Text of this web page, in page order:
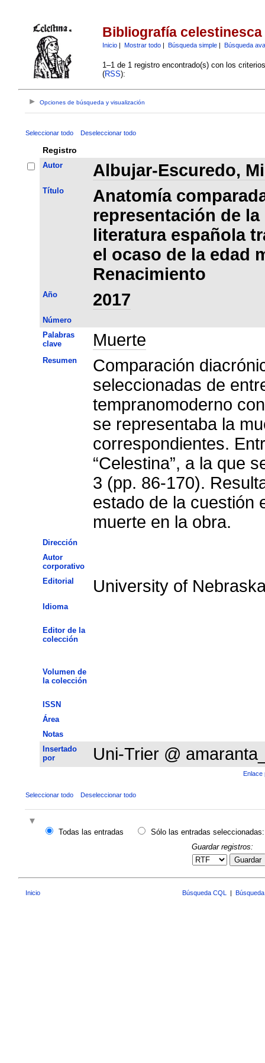
Bibliografía celestinesca
Inicio| Mostrar todo| Búsqueda simple| Búsqueda
1–1 de 1 registro encontrado(s) con los
(RSS):
Opciones de búsqueda y visualización
Seleccionar todo Deseleccionar todo
Registro
Autor Albujar-Escuredo,
Título
Anatomía
representación de la
literatura española
el ocaso de la edad
Renacimiento
Año 2017
Número
Palabras
clave
Muerte
Resumen
Comparación
seleccionadas de
tempranomoderno
se representaba la
correspondientes.
“Celestina”, a la que
3 (pp. 86-170).
estado de la cuestión
muerte en la obra.
Dirección
Autor
corporativo
Editorial
University of
Idioma
Editor de la
colección
Volumen de
la colección
ISSN
Área
Notas
Insertado
por
Uni-Trier @
Enlace
Seleccionar todo Deseleccionar todo
Todas las entradas
Sólo las entradas seleccionadas:
Guardar registros:
Guardar
Inicio Búsqueda CQL